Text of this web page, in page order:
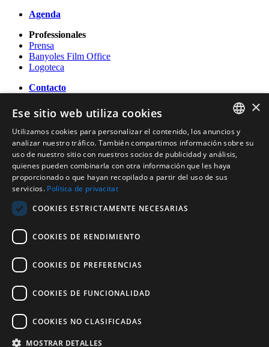
Agenda
Professionales
Prensa
Banyoles Film Office
Logoteca
Contacto
OFICINA DE TURISMO DE BANYOLES
Passeig Darder - Pesquera núm. 10
17820 Banyoles (Girona)
Tel. (0034) 972 583 470
turisme@ajbanyoles.org
whatsapp 690 853 395
Síguenos
Con el soporte de:
CATALAN
ENGLISH
FRENCH
×
Ese sitio web utiliza cookies
Utilizamos cookies para personalizar el contenido, los anuncios y
analizar nuestro tráfico. También compartimos información sobre su
uso de nuestro sitio con nuestros socios de publicidad y análisis,
quienes pueden combinarla con otra información que les haya
proporcionado o que hayan recopilado a partir del uso de sus
servicios. Política de privacitat
COOKIES ESTRICTAMENTE NECESARIAS
COOKIES DE RENDIMIENTO
COOKIES DE PREFERENCIAS
COOKIES DE FUNCIONALIDAD
COOKIES NO CLASIFICADAS
MOSTRAR DETALLES